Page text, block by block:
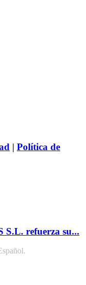
| Política de
S.L. refuerza su...